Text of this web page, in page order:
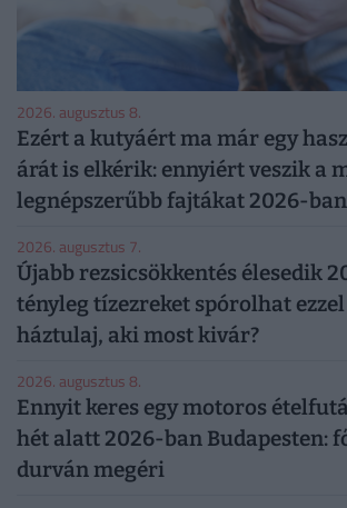
2026. augusztus 8.
Ezért a kutyáért ma már egy
árát is elkérik: ennyiért veszik a
legnépszerűbb fajtákat 2026-ban
2026. augusztus 7.
Újabb rezsicsökkentés élesedik
tényleg tízezreket spórolhat
háztulaj, aki most kivár?
2026. augusztus 8.
Ennyit keres egy motoros
hét alatt 2026-ban Budapesten:
durván megéri